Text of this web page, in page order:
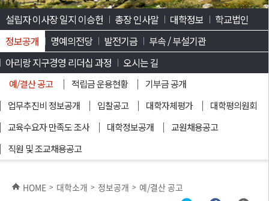
설립자 이사장 일지 이승헌 총장 인사말 대학정보
학교법인
정보공개
예/결산 공고 적립금 운용현황
기부금 공개
업무추진비 정보공개
입찰공고 대학자체평가
대학평의원회
교육수요자 만족도 조사
대학정보공개
교원채용공고
직원 및 조교채용공고
명예의전당 발전기금
부속 / 부설기관
아리랑 지구경영 리더십 과정
오시는 길
HOME > 대학소개 > 정보공개 > 예/결산 공고